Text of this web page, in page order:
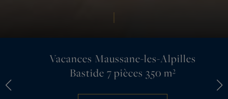
Vacances Maussane-les-Alpilles
Bastide7 pièces 350 m²